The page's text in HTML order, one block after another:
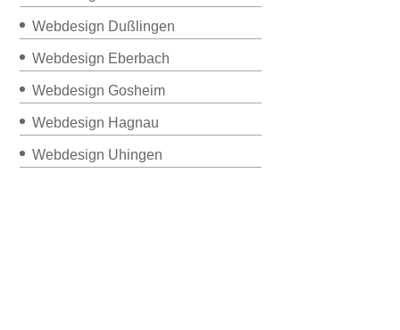
Webdesign Dußlingen
Webdesign Eberbach
Webdesign Gosheim
Webdesign Hagnau
Webdesign Uhingen